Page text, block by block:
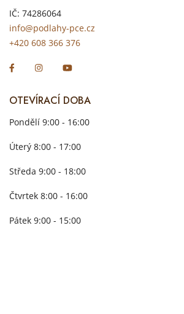
IČ: 74286064
info@podlahy-pce.cz
+420 608 366 376
OTEVÍRACÍ DOBA
Pondělí 9:00 - 16:00
Úterý 8:00 - 17:00
Středa 9:00 - 18:00
Čtvrtek 8:00 - 16:00
Pátek 9:00 - 15:00